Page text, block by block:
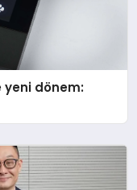
yeni dönem: